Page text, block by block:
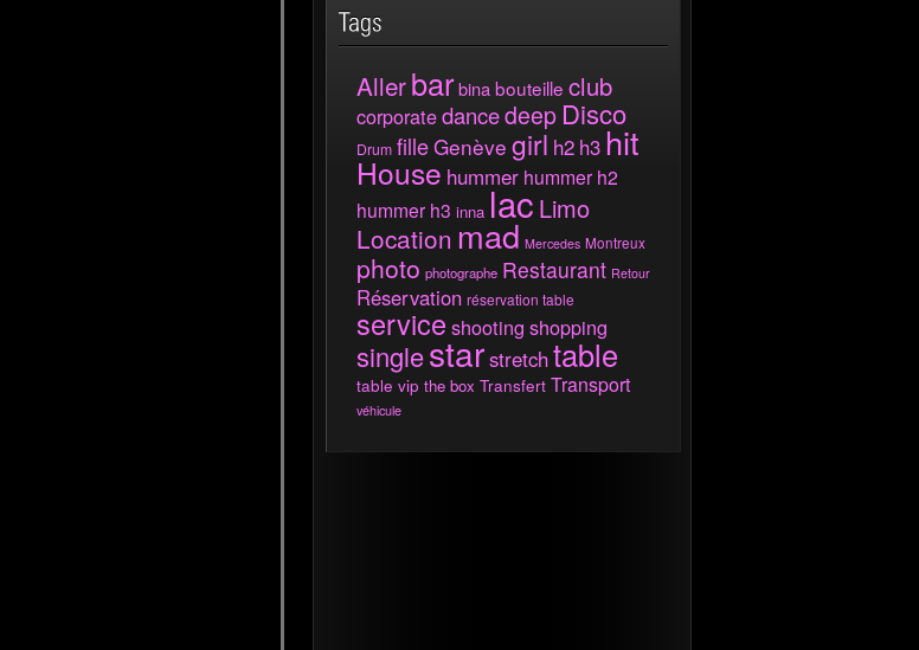
Allerbarbinabouteille club
corporatedancedeep Disco
Drum filleGenève girl h2 h3 hit
House hummer hummer h2
hummer h3 inna lac Limo
Location mad Mercedes Montreux
photo photographe Restaurant Retour
Réservation réservation table
service shooting shopping
singlestarstretchtable
table vip the box Transfert Transport
véhicule